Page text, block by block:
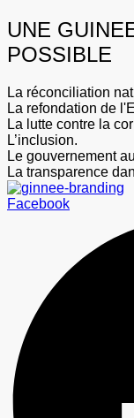
UNE
POSSIBLE
La réconciliation
La refondation de
La lutte contre la
L’inclusion.
Le gouvernement
La transparence
Facebook